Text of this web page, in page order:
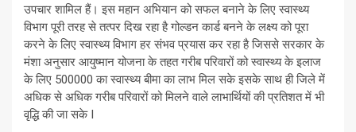
उपचार शामिल हैं। इस महान अभियान को सफल बनाने के लिए स्वास्थ्य
विभाग पूरी तरह से तत्पर दिख रहा है गोल्डन कार्ड बनने के लक्ष्य को पूरा
करने के लिए स्वास्थ्य विभाग हर संभव प्रयास कर रहा है जिससे सरकार के
मंशा अनुसार आयुष्मान योजना के तहत गरीब परिवारों को स्वास्थ्य के इलाज
के लिए 500000 का स्वास्थ्य बीमा का लाभ मिल सके इसके साथ ही जिले में
अधिक से अधिक गरीब परिवारों को मिलने वाले लाभार्थियों की प्रतिशत में भी
वृद्धि की जा सके I